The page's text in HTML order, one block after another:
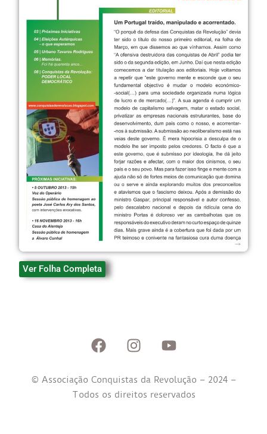
Ver Folha Completa
© Associação Conquistas da Revolução – 2024 –
Todos os direitos reservados